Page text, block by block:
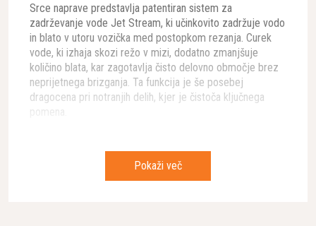
Srce naprave predstavlja patentiran sistem za
zadrževanje vode Jet Stream, ki učinkovito zadržuje vodo
in blato v utoru vozička med postopkom rezanja. Curek
vode, ki izhaja skozi režo v mizi, dodatno zmanjšuje
količino blata, kar zagotavlja čisto delovno območje brez
neprijetnega brizganja. Ta funkcija je še posebej
dragocena pri notranjih delih, kjer je čistoča ključnega
Vrhunska zmogljivost in prilagodljivost
Močan 1,8 kW motor z zaščito pred
Pokaži več